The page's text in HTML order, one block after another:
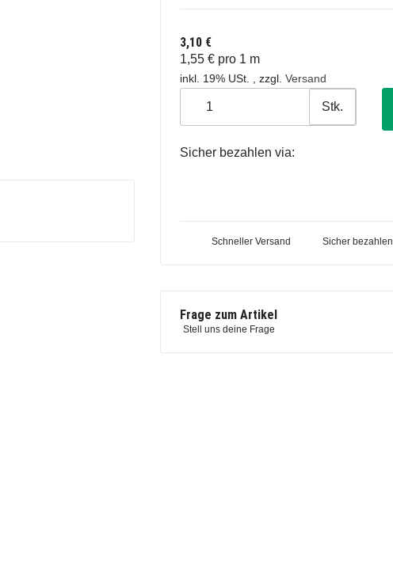
3,10 €
1,55 € pro 1 m
inkl. 19% USt. , zzgl. Versand
Stk.
Sicher bezahlen via:
Schneller Versand Sicher bezahlen
Frage zum Artikel
Stell uns deine Frage